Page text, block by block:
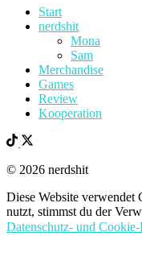
Start
nerdshit
Mona
Sam
Merchandise
Games
Review
Kooperation
© 2026 nerdshit
Diese Website verwendet
nutzt, stimmst du der
Datenschutz- und